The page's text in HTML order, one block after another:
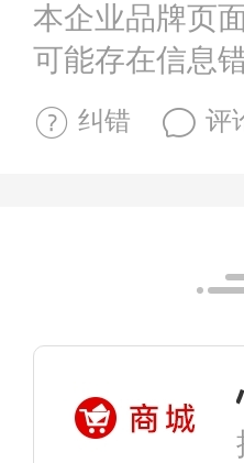
本企业品牌页
可能存在信息
纠错 评